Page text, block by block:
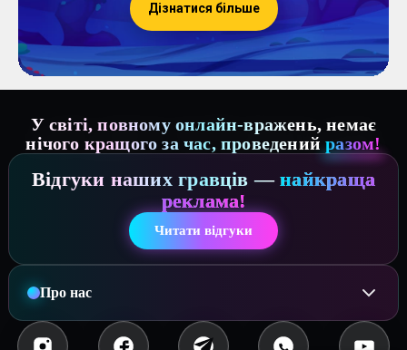
Дізнатися більше
У світі, повному онлайн-вражень, немає
нічого кращого за час, проведенийразом!
Відгуки наших гравців —найкраща
реклама!
Читати відгуки
Про нас
BoxParty - це нове покоління квестів.